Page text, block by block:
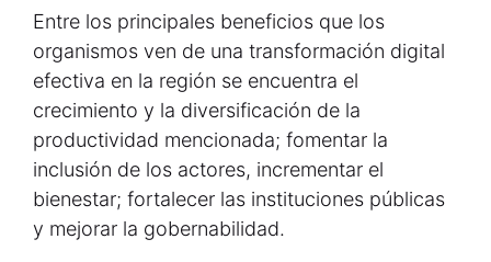
Entre los principales beneficios que los
organismos ven de una transformación digital
efectiva en la región se encuentra el
crecimiento y la diversificación de la
productividad mencionada; fomentar la
inclusión de los actores, incrementar el
bienestar; fortalecer las instituciones públicas
y mejorar la gobernabilidad.